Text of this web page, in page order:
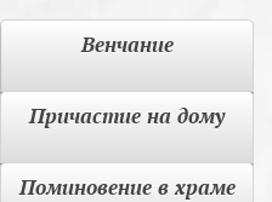
Венчание
Причастие на дому
Поминовение в храме